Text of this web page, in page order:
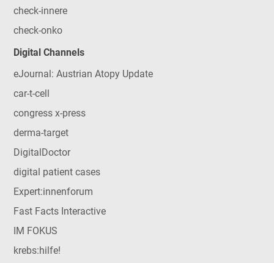
check-innere
check-onko
Digital Channels
eJournal: Austrian Atopy Update
car-t-cell
congress x-press
derma-target
DigitalDoctor
digital patient cases
Expert:innenforum
Fast Facts Interactive
IM FOKUS
krebs:hilfe!